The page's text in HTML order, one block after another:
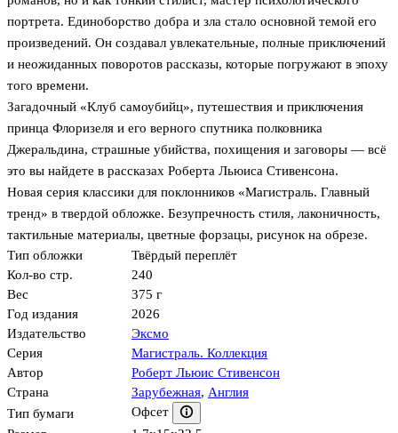
портрета. Единоборство добра и зла стало основной темой его
произведений. Он создавал увлекательные, полные приключений
и неожиданных поворотов рассказы, которые погружают в эпоху
того времени.
Загадочный «Клуб самоубийц», путешествия и приключения
принца Флоризеля и его верного спутника полковника
Джеральдина, страшные убийства, похищения и заговоры — всё
это вы найдете в рассказах Роберта Льюиса Стивенсона.
Новая серия классики для поклонников «Магистраль. Главный
тренд» в твердой обложке. Безупречность стиля, лаконичность,
тактильные материалы, цветные форзацы, рисунок на обрезе.
Тип обложки
Твёрдый переплёт
Кол-во стр.
240
Вес
375 г
Год издания
2026
Издательство
Эксмо
Серия
Магистраль. Коллекция
Автор
Роберт Льюис Стивенсон
Страна
Зарубежная, Англия
Тип бумаги
Офсет